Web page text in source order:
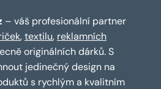
– váš profesionální partner
,textilu, reklamních
originálních dárků. S
jedinečný design na
s rychlým a kvalitním